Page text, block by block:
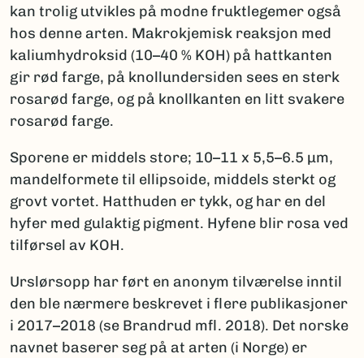
kan trolig utvikles på modne fruktlegemer også
hos denne arten. Makrokjemisk reaksjon med
kaliumhydroksid (10–40 % KOH) på hattkanten
gir rød farge, på knollundersiden sees en sterk
rosarød farge, og på knollkanten en litt svakere
rosarød farge.
Sporene er middels store; 10–11 x 5,5–6.5 µm,
mandelformete til ellipsoide, middels sterkt og
grovt vortet. Hatthuden er tykk, og har en del
hyfer med gulaktig pigment. Hyfene blir rosa ved
tilførsel av KOH.
Urslørsopp har ført en anonym tilværelse inntil
den ble nærmere beskrevet i flere publikasjoner
i 2017–2018 (se Brandrud mfl. 2018). Det norske
navnet baserer seg på at arten (i Norge) er